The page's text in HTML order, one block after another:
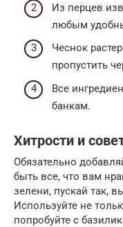
Из перцев
любым
Чеснок
пропустить
Все
банкам.
Хитрости и
Обязательно
быть все, что вам
зелени, пускай так,
Используйте не
попробуйте с